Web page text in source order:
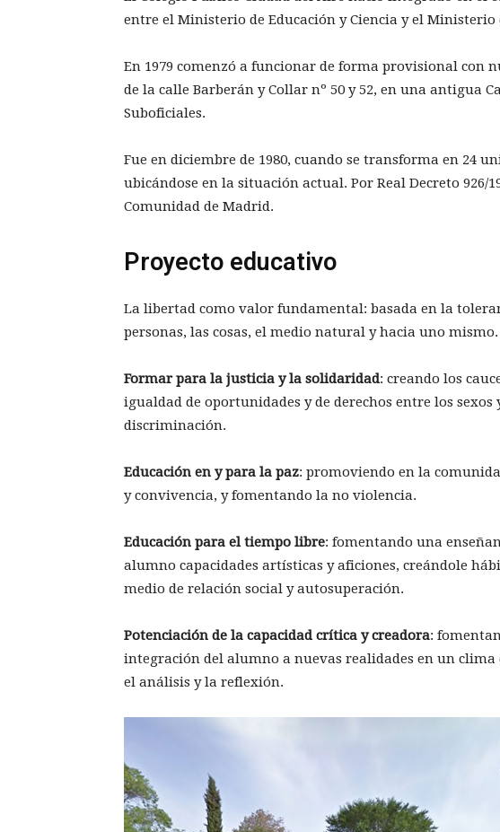
entre el Ministerio de Educación y Ciencia y el Ministerio
En 1979 comenzó a funcionar de forma provisional con
de la calle Barberán y Collar nº 50 y 52, en una antigua
Suboficiales.
Fue en diciembre de 1980, cuando se transforma en 24
ubicándose en la situación actual. Por Real Decreto 926/
Comunidad de Madrid.
Proyecto educativo
La libertad como valor fundamental: basada en la
personas, las cosas, el medio natural y hacia uno mismo.
Formar para la justicia y la solidaridad: creando los
igualdad de oportunidades y de derechos entre los sexos
discriminación.
Educación en y para la paz: promoviendo en la
y convivencia, y fomentando la no violencia.
Educación para el tiempo libre: fomentando una
alumno capacidades artísticas y aficiones, creándole
medio de relación social y autosuperación.
Potenciación de la capacidad crítica y creadora:
integración del alumno a nuevas realidades en un
el análisis y la reflexión.